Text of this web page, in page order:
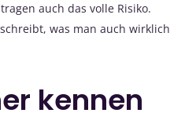
auch das volle Risiko.
was man auch wirklich
kennen